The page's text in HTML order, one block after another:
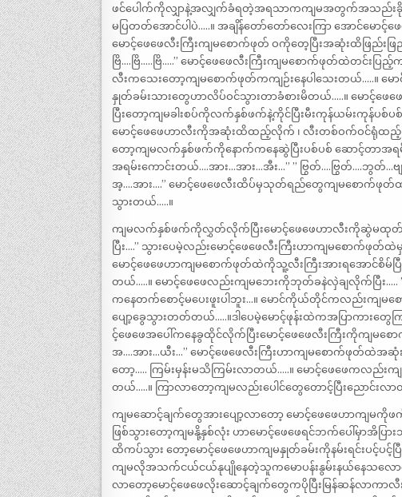
ဖင်ပေါက်ကိုလျှာနဲ့အလျှက်ခံရတဲ့အရသာကကျမအတွက်အသည်းခိုက်
မပြတတ်အောင်ပါပဲ…..။ အချိန်တော်တော်လေးကြာ အောင်မော
မောင့်ဖေဖေလီးကြီးကျမစောက်ဖုတ် ဝကိုတေ့ပြီးအဆုံးထိဖြည်းဖ
ဗြိ….ဗြိ…..ဗြိ…..” မောင့်ဖေဖေလီးကြီးကျမစောက်ဖုတ်ထဲတင်းပ
လီးကသေးတော့ကျမစောက်ဖုတ်ကကျဉ်းနေပါသေးတယ်…..။
နှုတ်ခမ်းသားတွေဟာလိပ်ဝင်သွားတာခံစားမိတယ်…..။ မောင့်ဖေဖ
ပြီးတော့ကျမခါးစပ်ကိုလက်နှစ်ဖက်နဲ့ကိုင်ပြီးမီးကုန်ယမ်းကုန်ပ
မောင့်ဖေဖေဟာလီးကိုအဆုံးထိထည့်လိုက် ၊ လီးတစ်ဝက်ဝင်ရုံထည့် လို
တော့ကျမလက်နှစ်ဖက်ကိုနောက်ကနေဆွဲပြီးပစ်ပစ် ဆောင့်တာအရမ်
အရမ်းကောင်းတယ်….အား…အား…အီး…” ” ဗြွတ်….ဗြွတ်….ဘွတ်…ဗ
အ့….အား….” မောင့်ဖေဖေလီးထိပ်မှသုတ်ရည်တွေကျမစောက်ဖုတ်ထဲပူ
သွားတယ်…..။
ကျမလက်နှစ်ဖက်ကိုလွှတ်လိုက်ပြီးမောင့်ဖေဖေဟာလီးကိုဆွဲမထုတ်သ
ပြီး….” သွားပေမဲ့လည်းမောင့်ဖေဖေလီးကြီးဟာကျမစောက်ဖုတ်
မောင့်ဖေဖေဟာကျမစောက်ဖုတ်ထဲကိုသူ့လီးကြီးအားရအောင်စိ
တယ်…..။ မောင့်ဖေဖေလည်းကျမဘေးကိုဘုတ်ခနဲလှဲချလိုက်ပြီး…..
ကနေတက်စောင့်မပေးဖူးပါဘူး…။ မောင်ကိုယ်တိုင်ကလည်းက
ပျော့ခွေသွားတတ်တယ်…..။ဒါပေမဲ့မောင့်ဖုန်းထဲကအပြာကားတွ
င့်ဖေဖေအပေါ်ကနေခွထိုင်လိုက်ပြီးမောင့်ဖေဖေလီးကြီးကိုကျမစေ
အ….အား…ယီး…” မောင့်ဖေဖေလီးကြီးဟာကျမစောက်ဖုတ်ထဲအဆုံ
တော့….. ကြမ်းမှန်းမသိကြမ်းလာတယ်…..။ မောင့်ဖေဖေကလည်းက
တယ်…..။ ကြာလာတော့ကျမလည်းပေါင်တွေတောင့်ပြီးညောင်းလ
ကျမဆောင့်ချက်တွေအားပျော့လာတော့ မောင့်ဖေဖေဟာကျမကို
ဖြစ်သွားတော့ကျမနို့နှစ်လုံး ဟာမောင့်ဖေဖေရင်ဘက်ပေါ်မှာအိပ
ထိကပ်သွား တော့မောင့်ဖေဖေဟာကျမနှုတ်ခမ်းကိုနမ်းရင်းပင့်ပင့်
ကျမလိုအသက်ငယ်ငယ်နုပျိုနေတဲ့သူကမောပန်းနွမ်းနယ်နေသလော
လာတော့မောင့်ဖေဖေလိုးဆောင့်ချက်တွေကပိုပြီးမြန်ဆန်လာက